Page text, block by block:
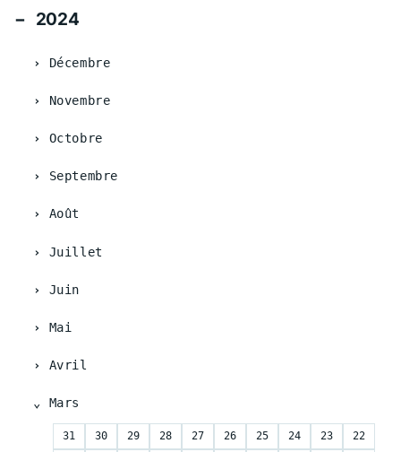
2024
Décembre
Novembre
Octobre
Septembre
Août
Juillet
Juin
Mai
Avril
Mars
31 30 29 28 27 26 25 24 23 22